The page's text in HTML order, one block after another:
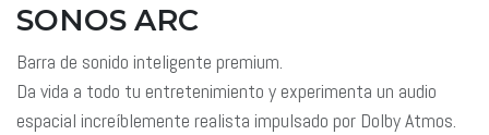
SONOS ARC
Barra de sonido inteligente premium.
Da vida a todo tu entretenimiento y experimenta un audio
espacial increíblemente realista impulsado por Dolby Atmos.